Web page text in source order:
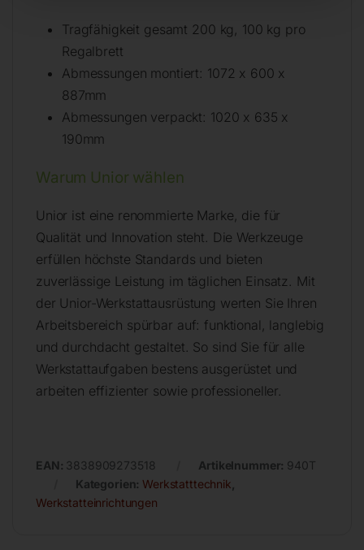
Tragfähigkeit gesamt 200 kg, 100 kg pro
Regalbrett
Abmessungen montiert: 1072 x 600 x
887mm
Abmessungen verpackt: 1020 x 635 x
190mm
Warum Unior wählen
Unior ist eine renommierte Marke, die für
Qualität und Innovation steht. Die Werkzeuge
erfüllen höchste Standards und bieten
zuverlässige Leistung im täglichen Einsatz. Mit
der Unior-Werkstattausrüstung werten Sie Ihren
Arbeitsbereich spürbar auf: funktional, langlebig
und durchdacht gestaltet. So sind Sie für alle
Werkstattaufgaben bestens ausgerüstet und
arbeiten effizienter sowie professioneller.
EAN: 3838909273518 Artikelnummer: 940T
Kategorien: Werkstatttechnik
Werkstatteinrichtungen